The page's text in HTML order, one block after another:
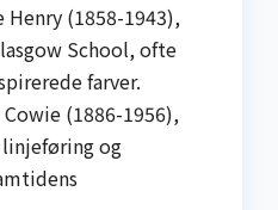
Henry (1858-1943),
School, ofte
farver.
Cowie (1886-1956),
og